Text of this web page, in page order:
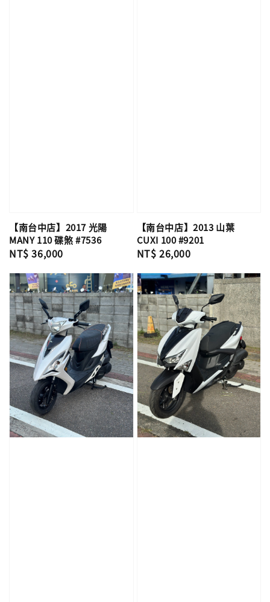
【南台中店】2017 光陽
MANY 110 碟煞 #7536
Regular
NT$ 36,000
【南台中店】2013 山葉
CUXI 100 #9201
Regular
NT$ 26,000